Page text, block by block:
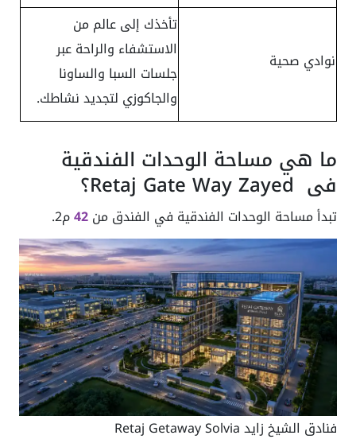
نوادي صحية
تأخذك إلى عالم من
الاستشفاء والراحة عبر
جلسات السبا والساونا
والجاكوزي لتجديد نشاطك.
ما هي مساحة الوحدات الفندقية
في Retaj Gate Way Zayed؟
تبدأ مساحة الوحدات الفندقية في الفندق من42م2.
فنادق الشيخ زايد Retaj Getaway Solvia